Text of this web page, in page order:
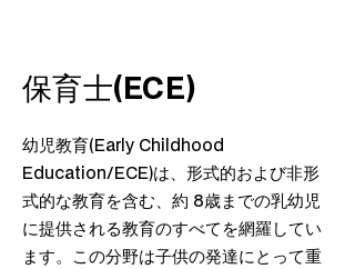
保育士(ECE)
幼児教育(Early Childhood
Education/ECE)は、形式的および非形
式的な教育を含む、約 8歳までの乳幼児
に提供される教育のすべてを網羅してい
ます。この分野は子供の発達にとって重